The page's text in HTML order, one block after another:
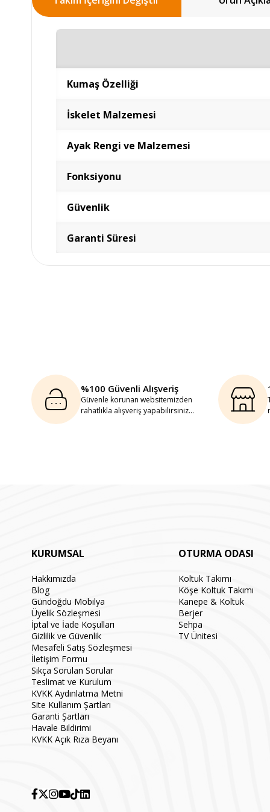
Kumaş Özelliği
İskelet Malzemesi
Ayak Rengi ve Malzemesi
Fonksiyonu
Güvenlik
Garanti Süresi
%100 Güvenli Alışveriş
Güvenle korunan websitemizden
rahatlıkla alışveriş yapabilirsiniz...
KURUMSAL
Hakkımızda
Blog
Gündoğdu Mobilya
Üyelik Sözleşmesi
İptal ve İade Koşulları
Gizlilik ve Güvenlik
Mesafeli Satış Sözleşmesi
İletişim Formu
Sıkça Sorulan Sorular
Teslimat ve Kurulum
KVKK Aydınlatma Metni
Site Kullanım Şartları
Garanti Şartları
Havale Bildirimi
KVKK Açık Rıza Beyanı
OTURMA ODASI
Koltuk Takımı
Köşe Koltuk Takımı
Kanepe & Koltuk
Berjer
Sehpa
TV Ünitesi